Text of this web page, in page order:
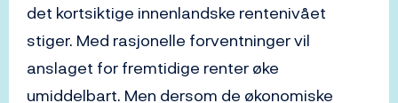
det kortsiktige innenlandske rentenivået
stiger. Med rasjonelle forventninger vil
anslaget for fremtidige renter øke
umiddelbart. Men dersom de økonomiske